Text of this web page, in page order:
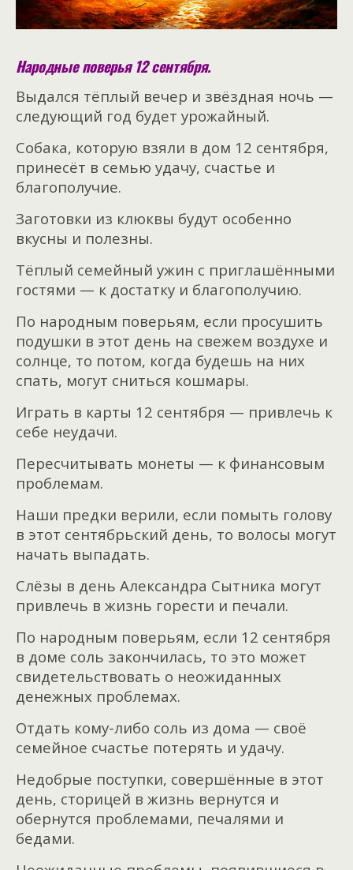
Народные поверья 12 сентября.
Выдался тёплый вечер и звёздная ночь —
следующий год будет урожайный.
Собака, которую взяли в дом 12 сентября,
принесёт в семью удачу, счастье и
благополучие.
Заготовки из клюквы будут особенно
вкусны и полезны.
Тёплый семейный ужин с приглашёнными
гостями — к достатку и благополучию.
По народным поверьям, если просушить
подушки в этот день на свежем воздухе и
солнце, то потом, когда будешь на них
спать, могут сниться кошмары.
Играть в карты 12 сентября — привлечь к
себе неудачи.
Пересчитывать монеты — к финансовым
проблемам.
Наши предки верили, если помыть голову
в этот сентябрьский день, то волосы могут
начать выпадать.
Слёзы в день Александра Сытника могут
привлечь в жизнь горести и печали.
По народным поверьям, если 12 сентября
в доме соль закончилась, то это может
свидетельствовать о неожиданных
денежных проблемах.
Отдать кому-либо соль из дома — своё
семейное счастье потерять и удачу.
Недобрые поступки, совершённые в этот
день, сторицей в жизнь вернутся и
обернутся проблемами, печалями и
бедами.